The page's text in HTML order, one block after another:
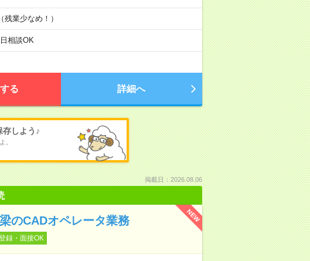
業少なめ！）
相談OK
る 詳細へ
存しよう♪
。
掲載日：2026.08.06
NEW
のCADオペレータ業務
録・面接OK